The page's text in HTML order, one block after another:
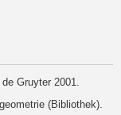
Gruyter 2001.
(Bibliothek).